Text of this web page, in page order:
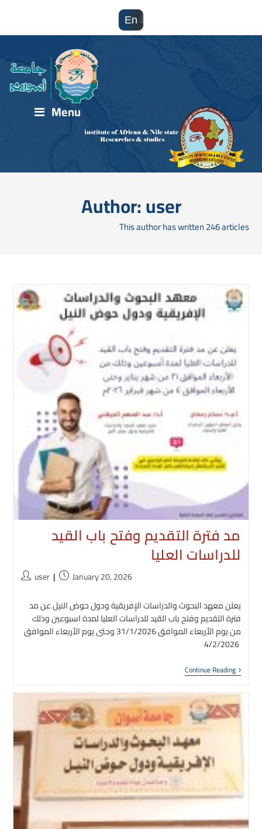
En
Menu
Author:user
This author has written 246 articles
مد فترة التقديم وفتح باب القيد
للدراسات العليا
Postuser
PostJanuary 20, 2026
يعلن معهد البحوث والدراسات الإفريقية ودول حوض النيل عن مد
فترة التقديم وفتح باب القيد للدراسات العليا لمدة اسبوعين وذلك
من يوم الأربعاء الموافق 31/1/2026 وحتى يوم الأربعاء الموافق
Continue Readingمد
فترة
وفتح
باب
القيد